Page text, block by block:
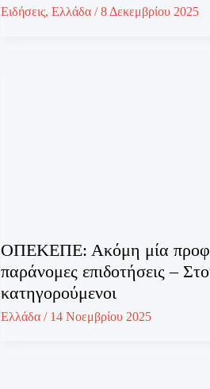
Ειδήσεις,Ελλάδα /8 Δεκεμβρίου 2025
ΟΠΕΚΕΠΕ: Ακόμη μία
παράνομες επιδοτήσεις –
κατηγορούμενοι
Ελλάδα / 14 Νοεμβρίου 2025